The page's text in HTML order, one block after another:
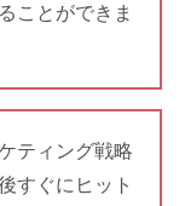
ことができま
ティング戦略
すぐにヒット